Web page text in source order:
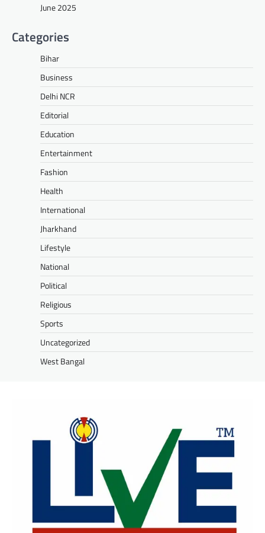
June 2025
Categories
Bihar
Business
Delhi NCR
Editorial
Education
Entertainment
Fashion
Health
International
Jharkhand
Lifestyle
National
Political
Religious
Sports
Uncategorized
West Bangal